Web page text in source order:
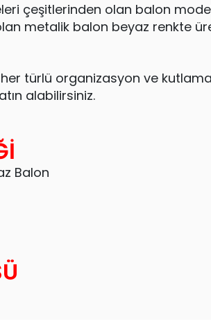
çeşitlerinden olan balon
metalik balon beyaz renkte
türlü organizasyon ve
alabilirsiniz.
Balon